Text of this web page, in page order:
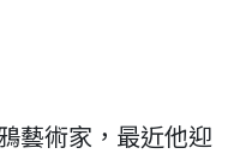
藝術家，最近他迎